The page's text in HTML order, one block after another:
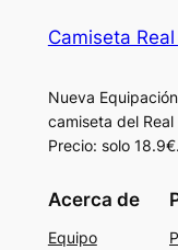
Camiseta
Nueva
camiseta del
Precio: solo
Acerca de
Equipo